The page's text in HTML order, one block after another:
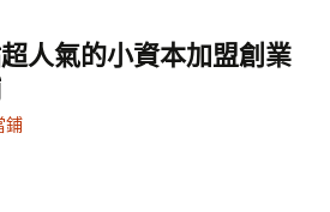
人氣的小資本加盟創業
鋪